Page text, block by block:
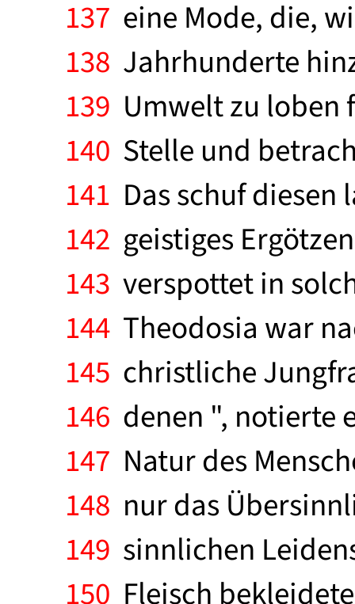
137 eine Mode, die,
138 Jahrhunderte
139 Umwelt zu loben
140 Stelle und
141 Das schuf
142 geistiges
143 verspottet in
144 Theodosia war
145 christliche
146 denen ", notierte
147 Natur des
148 nur das
149 sinnlichen
150 Fleisch